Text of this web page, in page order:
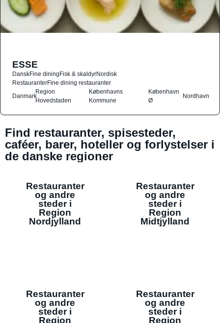
ESSE
DanskFine diningFisk & skaldyrNordisk
RestauranterFine dining restauranter
Danmark
Region
Hovedstaden
Københavns
Kommune
København
Ø
Nordhavn
Find restauranter, spisesteder,
caféer, barer, hoteller og forlystelser i
de danske regioner
Restauranter
og andre
steder i
Region
Nordjylland
Restauranter
og andre
steder i
Region
Midtjylland
Restauranter
og andre
steder i
Region
Restauranter
og andre
steder i
Region